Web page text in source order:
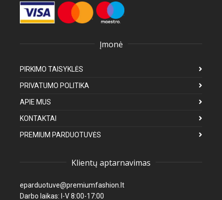
Įmonė
PIRKIMO TAISYKLĖS
PRIVATUMO POLITIKA
APIE MUS
KONTAKTAI
PREMIUM PARDUOTUVĖS
Klientų aptarnavimas
eparduotuve@premiumfashion.lt
Darbo laikas: I-V 8:00-17:00